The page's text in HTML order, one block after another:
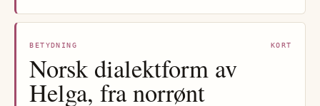
BETYDNING KORT
Norsk dialektform av
Helga, fra norrønt